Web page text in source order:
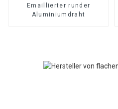
Emaillierter runder
Aluminiumdraht